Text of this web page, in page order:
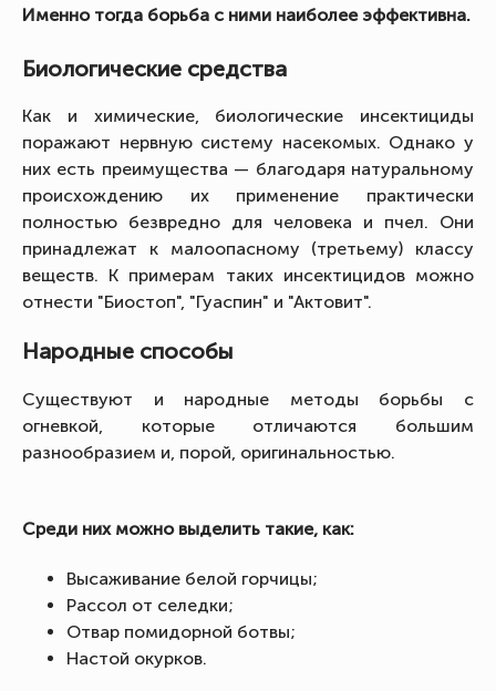
Именно тогда борьба с ними наиболее эффективна.
Биологические средства
Как и химические, биологические инсектициды
поражают нервную систему насекомых. Однако у
них есть преимущества — благодаря натуральному
происхождению их применение практически
полностью безвредно для человека и пчел. Они
принадлежат к малоопасному (третьему) классу
веществ. К примерам таких инсектицидов можно
отнести "Биостоп", "Гуаспин" и "Актовит".
Народные способы
Существуют и народные методы борьбы с
огневкой, которые отличаются большим
разнообразием и, порой, оригинальностью.
Среди них можно выделить такие, как:
Высаживание белой горчицы;
Рассол от селедки;
Отвар помидорной ботвы;
Настой окурков.